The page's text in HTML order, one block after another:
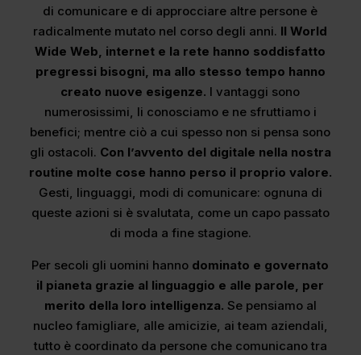
di comunicare e di approcciare altre persone è
radicalmente mutato nel corso degli anni. Il World
Wide Web, internet e la rete hanno soddisfatto
pregressi bisogni, ma allo stesso tempo hanno
creato nuove esigenze. I vantaggi sono
numerosissimi, li conosciamo e ne sfruttiamo i
benefici; mentre ciò a cui spesso non si pensa sono
gli ostacoli. Con l’avvento del digitale nella nostra
routine molte cose hanno perso il proprio valore.
Gesti, linguaggi, modi di comunicare: ognuna di
queste azioni si è svalutata, come un capo passato
di moda a fine stagione.
Per secoli gli uomini hanno dominato e governato
il pianeta grazie al linguaggio e alle parole, per
merito della loro intelligenza. Se pensiamo al
nucleo famigliare, alle amicizie, ai team aziendali,
tutto è coordinato da persone che comunicano tra